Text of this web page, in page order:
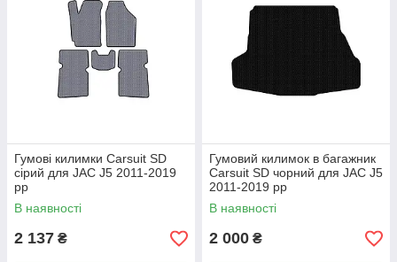
Гумові килимки Carsuit SD
сірий для JAC J5 2011-2019
рр
В наявності
2 137 ₴
Гумовий килимок в багажник
Carsuit SD чорний для JAC J5
2011-2019 рр
В наявності
2 000 ₴